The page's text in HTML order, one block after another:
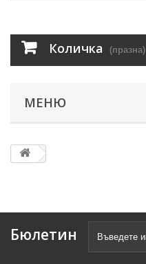
Количка (празна)
МЕНЮ
Бюлетин